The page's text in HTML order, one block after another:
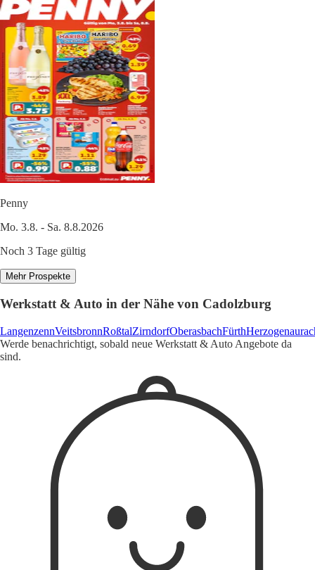
Penny
Mo. 3.8. - Sa. 8.8.2026
Noch 3 Tage gültig
Mehr Prospekte
Werkstatt & Auto in der Nähe von Cadolzburg
LangenzennVeitsbronnRoßtalZirndorfOberasbachFürth
Werde benachrichtigt, sobald neue Werkstatt & Auto Angebote da
sind.